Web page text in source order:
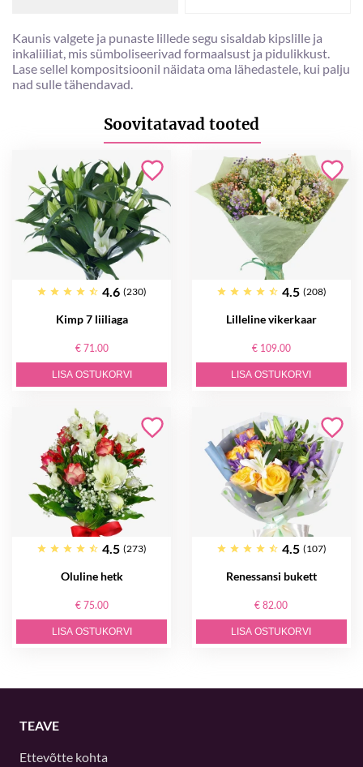
Kaunis valgete ja punaste lillede segu sisaldab kipslille ja
inkaliiliat, mis sümboliseerivad formaalsust ja pidulikkust.
Lase sellel kompositsioonil näidata oma lähedastele, kui palju
nad sulle tähendavad.
Soovitatavad tooted
4.6 (230)
Kimp 7 liiliaga
€ 71.00
LISA OSTUKORVI
4.5 (208)
Lilleline vikerkaar
€ 109.00
LISA OSTUKORVI
4.5 (273)
Oluline hetk
€ 75.00
LISA OSTUKORVI
4.5 (107)
Renessansi bukett
€ 82.00
LISA OSTUKORVI
TEAVE
Ettevõtte kohta